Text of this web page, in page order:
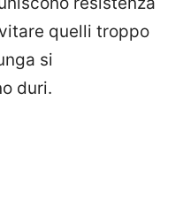
quelli troppo
si
duri.